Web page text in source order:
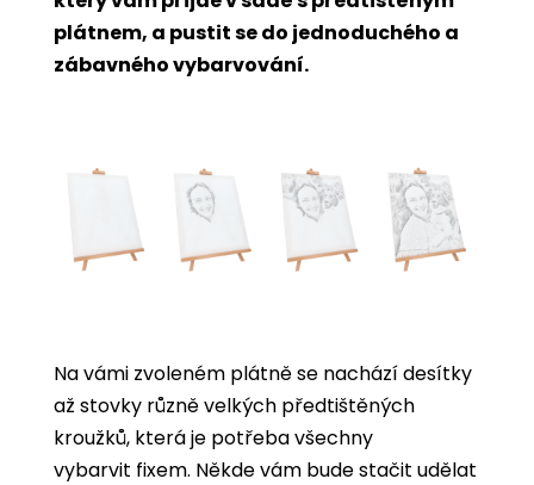
plátnem, a pustit se do jednoduchého a
zábavného vybarvování.
Na vámi zvoleném plátně se nachází desítky
až stovky různě velkých předtištěných
kroužků, která je potřeba všechny
vybarvit fixem. Někde vám bude stačit udělat